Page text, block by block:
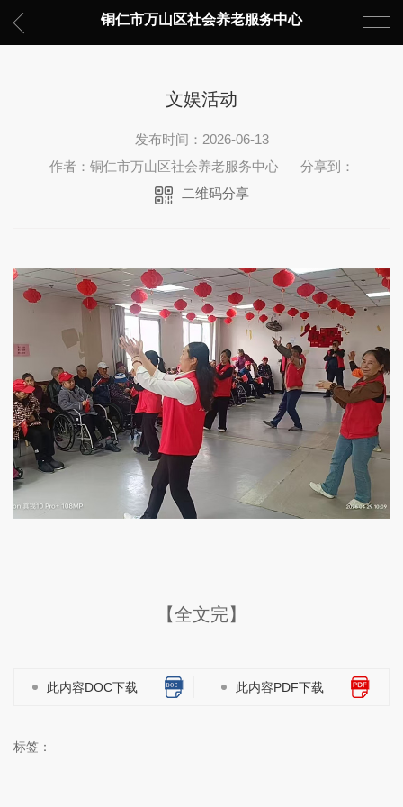
铜仁市万山区社会养老服务中心
文娱活动
发布时间：2026-06-13
作者：铜仁市万山区社会养老服务中心
分享到：
二维码分享
【全文完】
此内容DOC下载 此内容PDF下载
标签：